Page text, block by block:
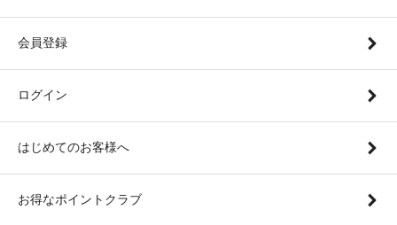
会員登録
ログイン
はじめてのお客様へ
お得なポイントクラブ